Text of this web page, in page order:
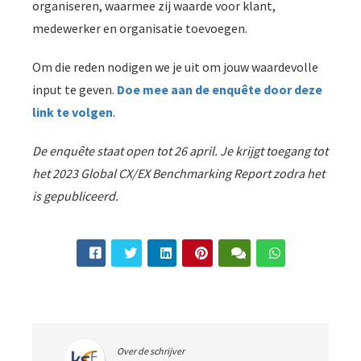
organiseren, waarmee zij waarde voor klant,
medewerker en organisatie toevoegen.
Om die reden nodigen we je uit om jouw waardevolle
input te geven. Doe mee aan de enquête door deze
link te volgen.
De enquête staat open tot 26 april. Je krijgt toegang tot
het 2023 Global CX/EX Benchmarking Report zodra het
is gepubliceerd.
Over de schrijver